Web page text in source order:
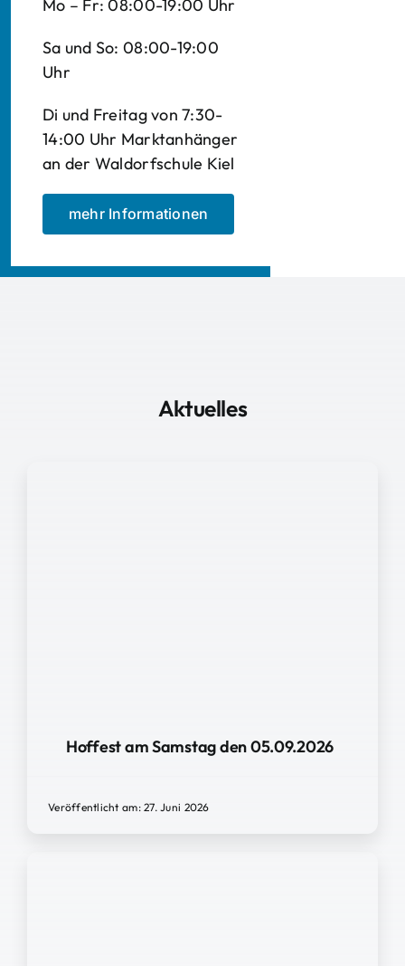
Mo – Fr: 08:00-19:00 Uhr
Sa und So: 08:00-19:00
Uhr
Di und Freitag von 7:30-
14:00 Uhr Marktanhänger
an der Waldorfschule Kiel
mehr Informationen
Aktuelles
Hoffest am Samstag den 05.09.2026
Veröffentlicht am: 27. Juni 2026